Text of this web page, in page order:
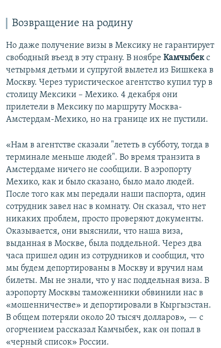
Возвращение на родину
Но даже получение визы в Мексику не гарантирует
свободный въезд в эту страну. В ноябре Камчыбекс
четырьмя детьми и супругой вылетел из Бишкека в
Москву. Через туристическое агентство купил тур в
столицу Мексики – Мехико. 4 декабря они
прилетели в Мексику по маршруту Москва-
Амстердам-Мехико, но на границе их не пустили.
«Нам в агентстве сказали "лететь в субботу, тогда в
терминале меньше людей". Во время транзита в
Амстердаме ничего не сообщили. В аэропорту
Мехико, как и было сказано, было мало людей.
После того как мы передали наши паспорта, один
сотрудник завел нас в комнату. Он сказал, что нет
никаких проблем, просто проверяют документы.
Оказывается, они выяснили, что наша виза,
выданная в Москве, была поддельной. Через два
часа пришел один из сотрудников и сообщил, что
мы будем депортированы в Москву и вручил нам
билеты. Мы не знали, что у нас поддельная виза. В
аэропорту Москвы таможенники обвинили нас в
«мошенничестве» и депортировали в Кыргызстан.
В общем потеряли около 20 тысяч долларов», — с
огорчением рассказал Камчыбек, как он попал в
«черный список» России.